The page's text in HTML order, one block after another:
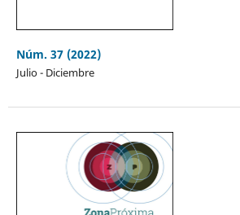
Núm. 37 (2022)
Julio - Diciembre